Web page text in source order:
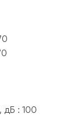
: 100